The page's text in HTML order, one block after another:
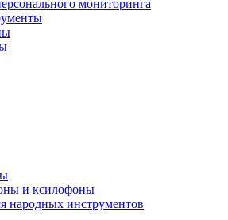
мониторинга
и ксилофоны
народных инструментов